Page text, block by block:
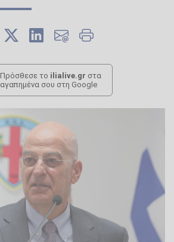
Πρόσθεσε το ilialive.gr στα
αγαπημένα σου στη Google